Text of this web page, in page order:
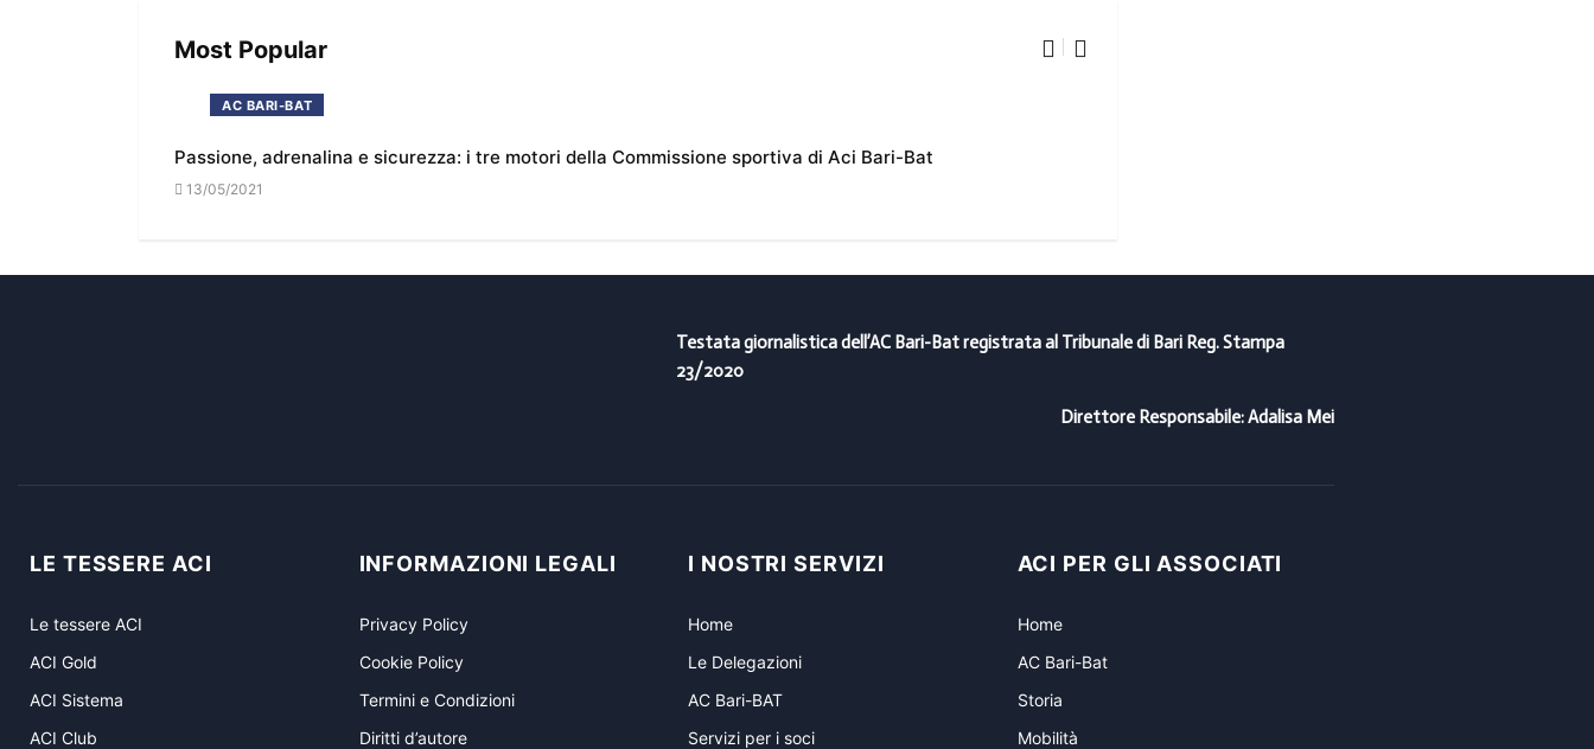
Most Popular
AC BARI-BAT
Passione, adrenalina e sicurezza: i tre motori della Commissione sportiva di Aci Bari-Bat
13/05/2021
Testata giornalistica dell’AC Bari-Bat registrata al Tribunale di Bari Reg. Stampa
23/2020
Direttore Responsabile: Adalisa Mei
LE TESSERE ACI
Le tessere ACI
ACI Gold
ACI Sistema
ACI Club
INFORMAZIONI LEGALI
Privacy Policy
Cookie Policy
Termini e Condizioni
Diritti d’autore
I NOSTRI SERVIZI
Home
Le Delegazioni
AC Bari-BAT
Servizi per i soci
ACI PER GLI ASSOCIATI
Home
AC Bari-Bat
Storia
Mobilità